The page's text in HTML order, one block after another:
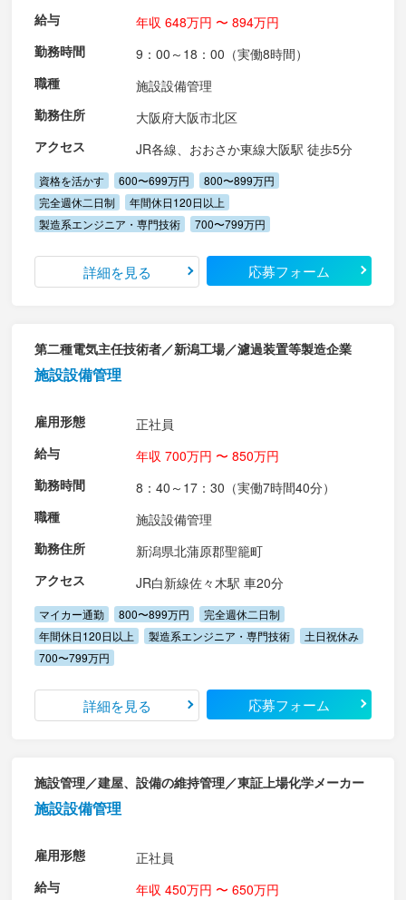
給与
年収 648万円 〜 894万円
勤務時間
9：00～18：00（実働8時間）
職種
施設設備管理
勤務住所
大阪府大阪市北区
アクセス
JR各線、おおさか東線大阪駅 徒歩5分
資格を活かす 600〜699万円
800〜899万円
完全週休二日制
年間休日120日以上
製造系エンジニア・専門技術
700〜799万円
詳細を見る 応募フォーム
第二種電気主任技術者／新潟工場／濾過装置等製造企業
施設設備管理
雇用形態
正社員
給与
年収 700万円 〜 850万円
勤務時間
8：40～17：30（実働7時間40分）
職種
施設設備管理
勤務住所
新潟県北蒲原郡聖籠町
アクセス
JR白新線佐々木駅 車20分
マイカー通勤 800〜899万円
完全週休二日制
年間休日120日以上
製造系エンジニア・専門技術
土日祝休み
700〜799万円
詳細を見る 応募フォーム
施設管理／建屋、設備の維持管理／東証上場化学メーカー
施設設備管理
雇用形態
正社員
給与
年収 450万円 〜 650万円